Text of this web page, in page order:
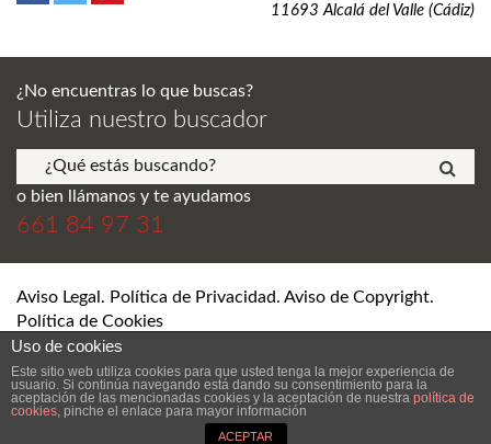
11693 Alcalá del Valle (Cádiz)
¿No encuentras lo que buscas?
Utiliza nuestro buscador
o bien llámanos y te ayudamos
661 84 97 31
Aviso Legal. Política de Privacidad. Aviso de Copyright.
Política de Cookies
DESARROLLO Y DISEÑO WEB DE TIENDA ONLINE SEVILLA
Uso de cookies
Este sitio web utiliza cookies para que usted tenga la mejor experiencia de
usuario. Si continúa navegando está dando su consentimiento para la
aceptación de las mencionadas cookies y la aceptación de nuestra política de
cookies, pinche el enlace para mayor información
ACEPTAR